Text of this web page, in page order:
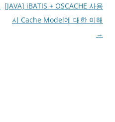
[JAVA] iBATIS + OSCACHE 사용
시 Cache Model에 대한 이해
→